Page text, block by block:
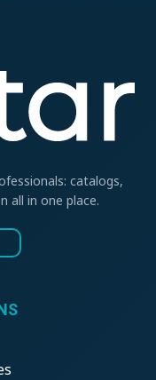
catalogs,
all in one place.